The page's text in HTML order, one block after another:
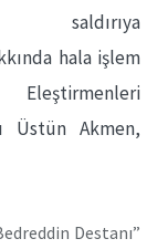
saldırıya
hala işlem
Eleştirmenleri
Üstün Akmen,
Destanı”